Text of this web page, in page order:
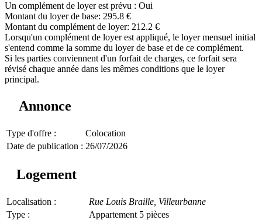
Un complément de loyer est prévu : Oui
Montant du loyer de base: 295.8 €
Montant du complément de loyer: 212.2 €
Lorsqu'un complément de loyer est appliqué, le loyer mensuel initial
s'entend comme la somme du loyer de base et de ce complément.
Si les parties conviennent d'un forfait de charges, ce forfait sera
révisé chaque année dans les mêmes conditions que le loyer
principal.
Annonce
Type d'offre :
Colocation
Date de publication : 26/07/2026
Logement
Localisation : Rue Louis Braille, Villeurbanne
Type :
Appartement 5 pièces